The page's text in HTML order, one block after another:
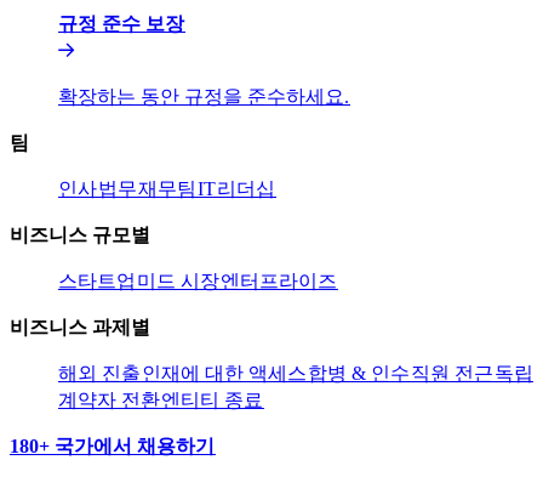
규정 준수 보장​​
확장하는 동안 규정을 준수하세요.​​
팀​​
인사​​법무​​재무팀​​IT​​리더십​​
비즈니스 규모별​​
스타트업​​ 미드 시장​​엔터프라이즈​​
비즈니스 과제별​​
해외 진출​​인재에 대한 액세스​​합병 & 인수​​직원 전근​​독립
계약자 전환​​엔티티 종료​​
180+ 국가에서 채용하기​​